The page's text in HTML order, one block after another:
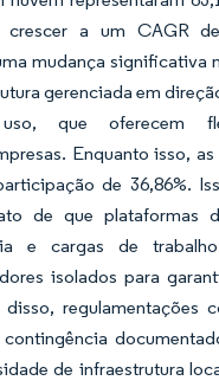
a um CAGR
mudança significativa
gerenciada em
que oferecem
Enquanto isso,
de 36,86%.
de que plataformas
e cargas de trabalho
isolados para
disso, regulamentações
de infraestrutura